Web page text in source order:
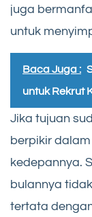
juga
untuk
Baca Juga :
untuk Rekrut
Jika tujuan
berpikir
kedepannya.
bulannya
tertata